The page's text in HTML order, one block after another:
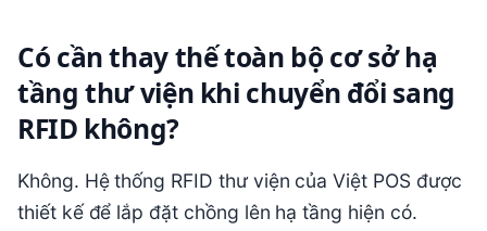
Có cần thay thế toàn bộ cơ sở hạ
tầng thư viện khi chuyển đổi sang
RFID không?
Không. Hệ thống RFID thư viện của Việt POS được
thiết kế để lắp đặt chồng lên hạ tầng hiện có.